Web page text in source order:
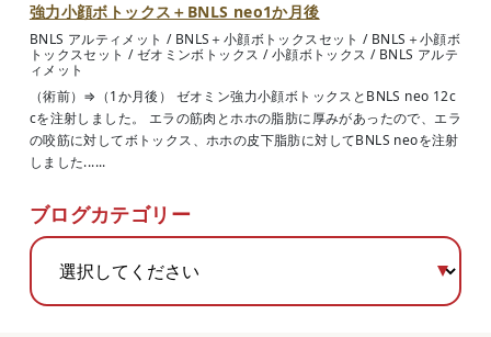
強力小顔ボトックス＋BNLS neo1か月後
BNLS アルティメット / BNLS＋小顔ボトックスセット / BNLS＋小顔ボ
トックスセット /ゼオミンボトックス /小顔ボトックス / BNLS アルテ
ィメット
（術前）⇒（1か月後） ゼオミン強力小顔ボトックスとBNLS neo 12c
cを注射しました。 エラの筋肉とホホの脂肪に厚みがあったので、エラ
の咬筋に対してボトックス、ホホの皮下脂肪に対してBNLS neoを注射
しました......
ブログカテゴリー